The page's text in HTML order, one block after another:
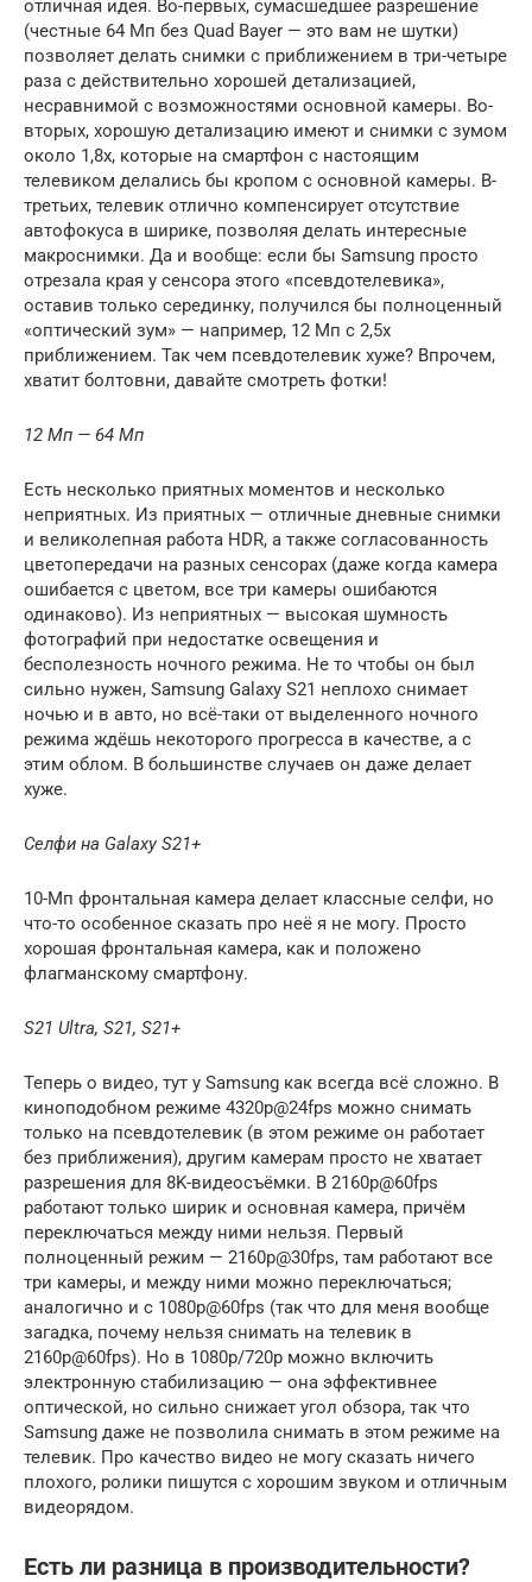
отличная идея. Во-первых, сумасшедшее разрешение
(честные 64 Мп без Quad Bayer — это вам не шутки)
позволяет делать снимки с приближением в три-четыре
раза с действительно хорошей детализацией,
несравнимой с возможностями основной камеры. Во-
вторых, хорошую детализацию имеют и снимки с зумом
около 1,8х, которые на смартфон с настоящим
телевиком делались бы кропом с основной камеры. В-
третьих, телевик отлично компенсирует отсутствие
автофокуса в ширике, позволяя делать интересные
макроснимки. Да и вообще: если бы Samsung просто
отрезала края у сенсора этого «псевдотелевика»,
оставив только серединку, получился бы полноценный
«оптический зум» — например, 12 Мп с 2,5х
приближением. Так чем псевдотелевик хуже? Впрочем,
хватит болтовни, давайте смотреть фотки!
12 Мп — 64 Мп
Есть несколько приятных моментов и несколько
неприятных. Из приятных — отличные дневные снимки
и великолепная работа HDR, а также согласованность
цветопередачи на разных сенсорах (даже когда камера
ошибается с цветом, все три камеры ошибаются
одинаково). Из неприятных — высокая шумность
фотографий при недостатке освещения и
бесполезность ночного режима. Не то чтобы он был
сильно нужен, Samsung Galaxy S21 неплохо снимает
ночью и в авто, но всё-таки от выделенного ночного
режима ждёшь некоторого прогресса в качестве, а с
этим облом. В большинстве случаев он даже делает
хуже.
Селфи на Galaxy S21+
10-Мп фронтальная камера делает классные селфи, но
что-то особенное сказать про неё я не могу. Просто
хорошая фронтальная камера, как и положено
флагманскому смартфону.
S21 Ultra, S21, S21+
Теперь о видео, тут у Samsung как всегда всё сложно. В
киноподобном режиме 4320p@24fps можно снимать
только на псевдотелевик (в этом режиме он работает
без приближения), другим камерам просто не хватает
разрешения для 8K-видеосъёмки. В 2160p@60fps
работают только ширик и основная камера, причём
переключаться между ними нельзя. Первый
полноценный режим — 2160p@30fps, там работают все
три камеры, и между ними можно переключаться;
аналогично и с 1080p@60fps (так что для меня вообще
загадка, почему нельзя снимать на телевик в
2160p@60fps). Но в 1080p/720p можно включить
электронную стабилизацию — она эффективнее
оптической, но сильно снижает угол обзора, так что
Samsung даже не позволила снимать в этом режиме на
телевик. Про качество видео не могу сказать ничего
плохого, ролики пишутся с хорошим звуком и отличным
видеорядом.
Есть ли разница в производительности?